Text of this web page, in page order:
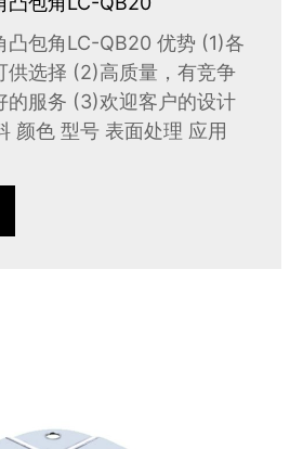
凸包角LC-QB20 优势 (1)各
供选择 (2)高质量，有竞争
的服务 (3)欢迎客户的设计
颜色 型号 表面处理 应用